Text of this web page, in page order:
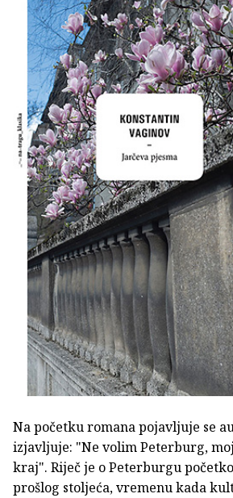
Na početku romana pojavljuje se
izjavljuje: "Ne volim Peterburg,
kraj". Riječ je o Peterburgu
prošlog stoljeća, vremenu kada